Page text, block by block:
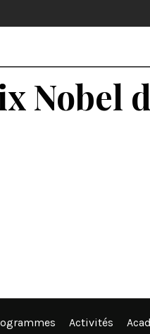
Nobel
Activités